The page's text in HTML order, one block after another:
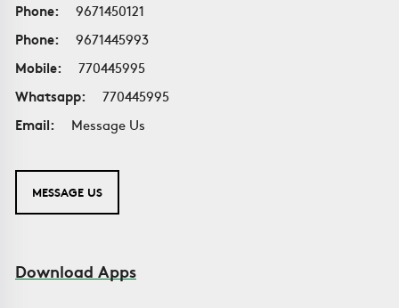
Phone:
9671450121
Phone:
9671445993
Mobile:
770445995
Whatsapp:
770445995
Email:
Message Us
MESSAGE US
Download Apps